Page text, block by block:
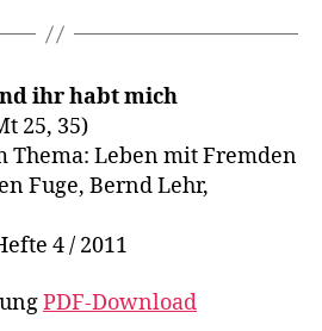
ihr habt mich
25, 35)
Thema: Leben mit Fremden
Fuge, Bernd Lehr,
4 / 2011
PDF-Download